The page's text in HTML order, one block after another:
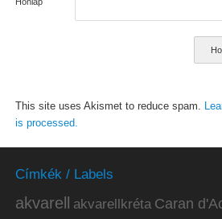
This site uses Akismet to reduce spam.
is processed.
Címkék / Labels
akvarell akvarellkréta Caran